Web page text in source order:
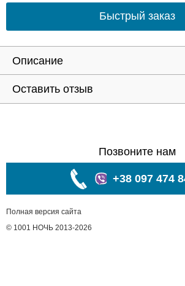
Быстрый заказ
Описание
Оставить отзыв
Позвоните нам
+38 097 474
Полная версия сайта
© 1001 НОЧЬ 2013-2026